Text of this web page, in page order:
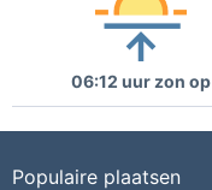
06:12 uur zon op
Populaire plaatsen